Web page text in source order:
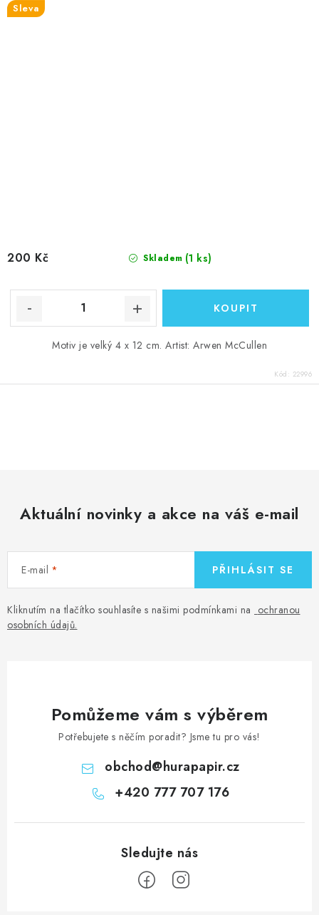
Sleva
Skladem (1 ks)
200 Kč
Motiv je velký 4 x 12 cm. Artist: Arwen McCullen
Kód: 22996
í
r
v
k
Aktuální novinky a akce na váš e-mail
E-mail
Kliknutím na tlačítko souhlasíte s našimi podmínkami na ochranou
osobních údajů.
PŘIHLÁSIT SE
Pomůžeme vám s výběrem
Potřebujete s něčím poradit? Jsme tu pro vás!
obchod@hurapapir.cz
+420 777 707 176